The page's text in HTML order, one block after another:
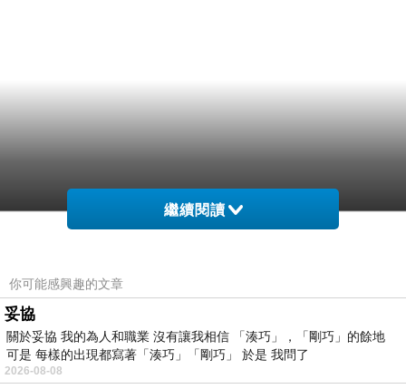
繼續閱讀
你可能感興趣的文章
妥協
關於妥協 我的為人和職業 沒有讓我相信 「湊巧」，「剛巧」的餘地
可是 每樣的出現都寫著「湊巧」「剛巧」 於是 我問了
2026-08-08